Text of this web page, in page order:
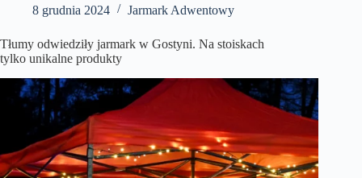
8 grudnia 2024 Jarmark Adwentowy
Tłumy odwiedziły jarmark w Gostyni. Na stoiskach
tylko unikalne produkty